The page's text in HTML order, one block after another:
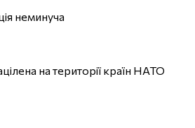
неминуча
на території країн НАТО